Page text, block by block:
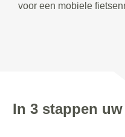
voor een mobiele
In 3 stappen